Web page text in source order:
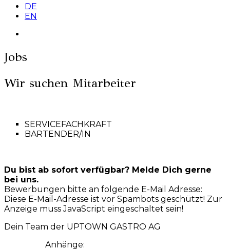
DE
EN
Jobs
Wir suchen Mitarbeiter
SERVICEFACHKRAFT
BARTENDER/IN
Du bist ab sofort verfügbar? Melde Dich gerne
bei uns.
Bewerbungen bitte an folgende E-Mail Adresse:
Diese E-Mail-Adresse ist vor Spambots geschützt! Zur
Anzeige muss JavaScript eingeschaltet sein!
Dein Team der UPTOWN GASTRO AG
Anhänge: